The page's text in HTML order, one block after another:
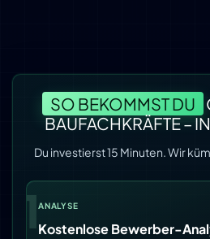
SO BEKOMMST DU
BAUFACHKRÄFTE –
Du investierst 15 Minuten. Wir
1ANALYSE
Kostenlose Bewerber-